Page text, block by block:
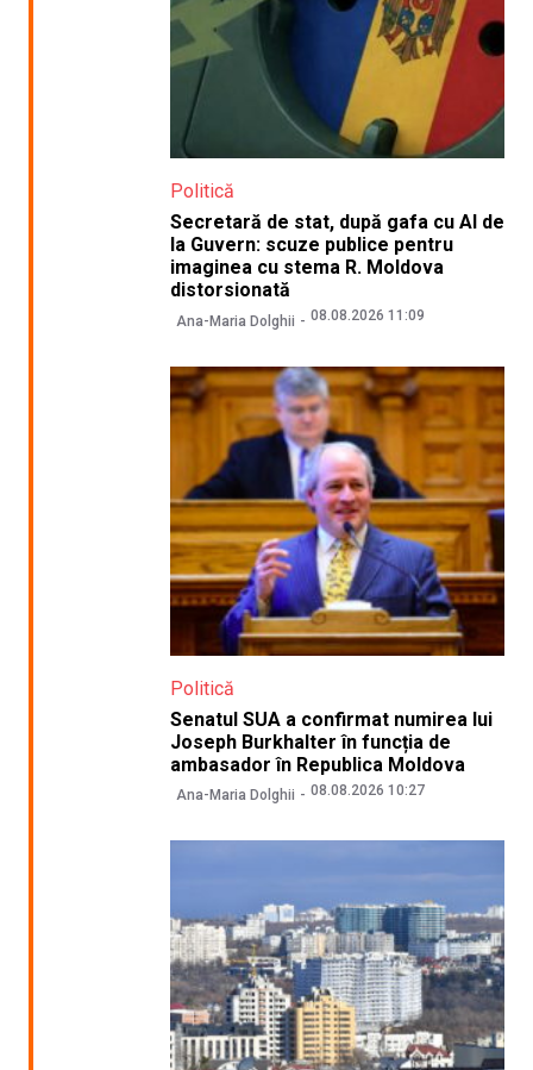
Politică
Secretară de stat, după gafa cu AI de
la Guvern: scuze publice pentru
imaginea cu stema R. Moldova
distorsionată
Ana-Maria Dolghii 08.08.2026 11:09
Politică
Senatul SUA a confirmat numirea lui
Joseph Burkhalter în funcția de
ambasador în Republica Moldova
Ana-Maria Dolghii 08.08.2026 10:27